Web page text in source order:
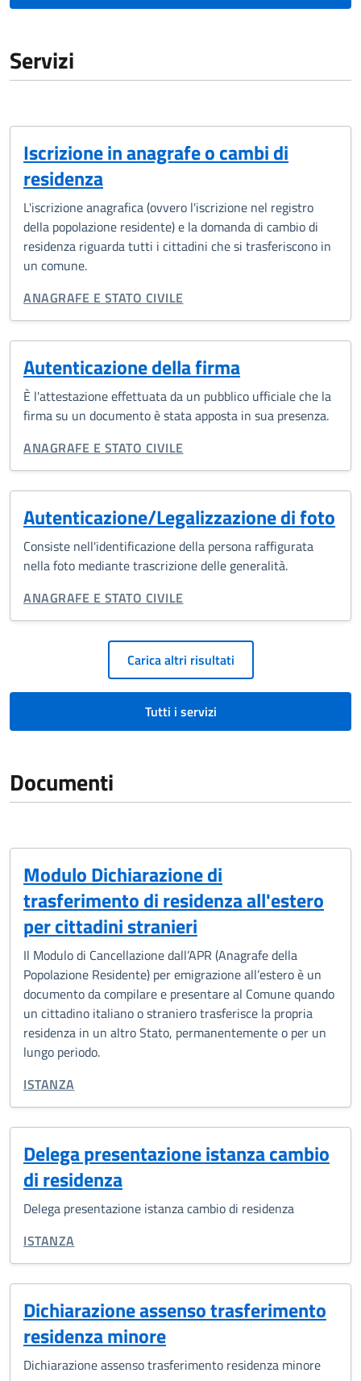
Servizi
Iscrizione in anagrafe o cambi di
residenza
L'iscrizione anagrafica (ovvero l'iscrizione nel registro
della popolazione residente) e la domanda di cambio di
residenza riguarda tutti i cittadini che si trasferiscono in
un comune.
CATEGORIA CORRELATA:
ANAGRAFE E STATO CIVILE
Autenticazione della firma
È l'attestazione effettuata da un pubblico ufficiale che la
firma su un documento è stata apposta in sua presenza.
CATEGORIA CORRELATA:
ANAGRAFE E STATO CIVILE
Autenticazione/Legalizzazione di foto
Consiste nell'identificazione della persona raffigurata
nella foto mediante trascrizione delle generalità.
CATEGORIA CORRELATA:
ANAGRAFE E STATO CIVILE
Paginazione Carica altri risultati
Tutti i servizi
Documenti
Modulo Dichiarazione di
trasferimento di residenza all'estero
per cittadini stranieri
Il Modulo di Cancellazione dall’APR (Anagrafe della
Popolazione Residente) per emigrazione all’estero è un
documento da compilare e presentare al Comune quando
un cittadino italiano o straniero trasferisce la propria
residenza in un altro Stato, permanentemente o per un
lungo periodo.
TIPO DI DOCUMENTO:
ISTANZA
Delega presentazione istanza cambio
di residenza
Delega presentazione istanza cambio di residenza
TIPO DI DOCUMENTO:
ISTANZA
Dichiarazione assenso trasferimento
residenza minore
Dichiarazione assenso trasferimento residenza minore